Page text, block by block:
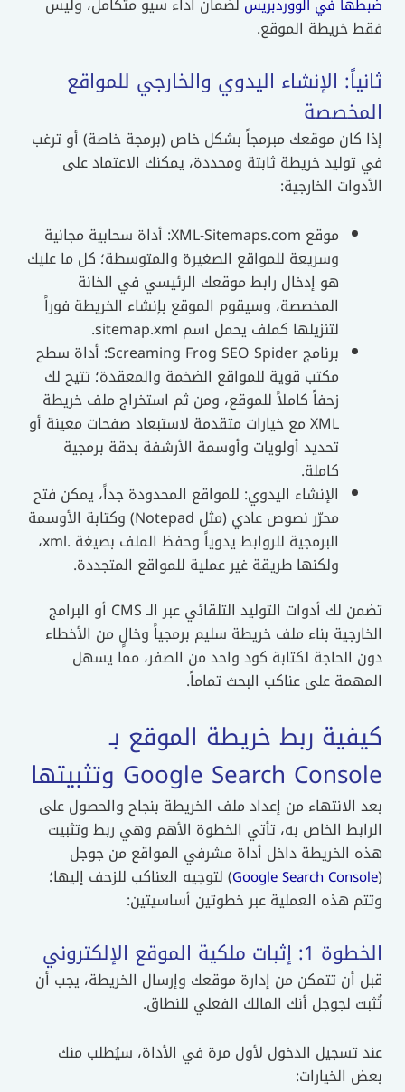
ضبطها في الووردبريس
فقط خريطة الموقع.
ثانياً: الإنشاء اليدوي والخارجي للمواقع
المخصصة
إذا كان موقعك مبرمجاً بشكل خاص (برمجة خاصة) أو ترغب
في توليد خريطة ثابتة ومحددة، يمكنك الاعتماد على
الأدوات الخارجية:
موقع XML-Sitemaps.com: أداة سحابية مجانية
وسريعة للمواقع الصغيرة والمتوسطة؛ كل ما عليك
هو إدخال رابط موقعك الرئيسي في الخانة
المخصصة، وسيقوم الموقع بإنشاء الخريطة فوراً
لتنزيلها كملف يحمل اسم sitemap.xml.
برنامج Screaming Frog SEO Spider: أداة سطح
مكتب قوية للمواقع الضخمة والمعقدة؛ تتيح لك
زحفاً كاملاً للموقع، ومن ثم استخراج ملف خريطة
XML مع خيارات متقدمة لاستبعاد صفحات معينة أو
تحديد أولويات وأوسمة الأرشفة بدقة برمجية
كاملة.
الإنشاء اليدوي: للمواقع المحدودة جداً، يمكن فتح
محرّر نصوص عادي (مثل Notepad) وكتابة الأوسمة
البرمجية للروابط يدوياً وحفظ الملف بصيغة .xml،
ولكنها طريقة غير عملية للمواقع المتجددة.
تضمن لك أدوات التوليد التلقائي عبر الـ CMS أو البرامج
الخارجية بناء ملف خريطة سليم برمجياً وخالٍ من الأخطاء
دون الحاجة لكتابة كود واحد من الصفر، مما يسهل
المهمة على عناكب البحث تماماً.
كيفية ربط خريطة الموقع بـ
Google Search Console وتثبيتها
بعد الانتهاء من إعداد ملف الخريطة بنجاح والحصول على
الرابط الخاص به، تأتي الخطوة الأهم وهي ربط وتثبيت
هذه الخريطة داخل أداة مشرفي المواقع من جوجل
(
Google Search Console) لتوجيه العناكب للزحف إليها؛
وتتم هذه العملية عبر خطوتين أساسيتين:
الخطوة 1: إثبات ملكية الموقع الإلكتروني
قبل أن تتمكن من إدارة موقعك وإرسال الخريطة، يجب أن
تُثبت لجوجل أنك المالك الفعلي للنطاق.
عند تسجيل الدخول لأول مرة في الأداة، سيُطلب منك
بعض الخيارات: